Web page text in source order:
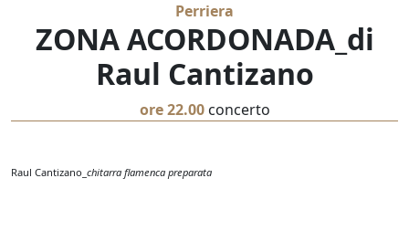
Perriera
ZONA ACORDONADA_di
Raul Cantizano
ore 22.00concerto
Raul Cantizano_ chitarra flamenca preparata